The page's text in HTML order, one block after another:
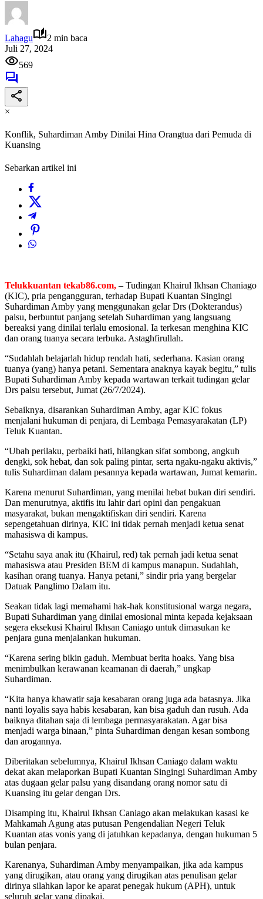
Lahagu
2 min baca
Juli 27, 2024
569
×
Konflik, Suhardiman Amby Dinilai Hina Orangtua dari Pemuda di
Kuansing
Sebarkan artikel ini
Telukkuantan tekab86.com, – Tudingan Khairul Ikhsan Chaniago
(KIC), pria pengangguran, terhadap Bupati Kuantan Singingi
Suhardiman Amby yang menggunakan gelar Drs (Dokterandus)
palsu, berbuntut panjang setelah Suhardiman yang langsuang
bereaksi yang dinilai terlalu emosional. Ia terkesan menghina KIC
dan orang tuanya secara terbuka. Astaghfirullah.
“Sudahlah belajarlah hidup rendah hati, sederhana. Kasian orang
tuanya (yang) hanya petani. Sementara anaknya kayak begitu,” tulis
Bupati Suhardiman Amby kepada wartawan terkait tudingan gelar
Drs palsu tersebut, Jumat (26/7/2024).
Sebaiknya, disarankan Suhardiman Amby, agar KIC fokus
menjalani hukuman di penjara, di Lembaga Pemasyarakatan (LP)
Teluk Kuantan.
“Ubah perilaku, perbaiki hati, hilangkan sifat sombong, angkuh
dengki, sok hebat, dan sok paling pintar, serta ngaku-ngaku aktivis,”
tulis Suhardiman dalam pesannya kepada wartawan, Jumat kemarin.
Karena menurut Suhardiman, yang menilai hebat bukan diri sendiri.
Dan menurutnya, aktifis itu lahir dari opini dan pengakuan
masyarakat, bukan mengaktifiskan diri sendiri. Karena
sepengetahuan dirinya, KIC ini tidak pernah menjadi ketua senat
mahasiswa di kampus.
“Setahu saya anak itu (Khairul, red) tak pernah jadi ketua senat
mahasiswa atau Presiden BEM di kampus manapun. Sudahlah,
kasihan orang tuanya. Hanya petani,” sindir pria yang bergelar
Datuak Panglimo Dalam itu.
Seakan tidak lagi memahami hak-hak konstitusional warga negara,
Bupati Suhardiman yang dinilai emosional minta kepada kejaksaan
segera eksekusi Khairul Ikhsan Caniago untuk dimasukan ke
penjara guna menjalankan hukuman.
“Karena sering bikin gaduh. Membuat berita hoaks. Yang bisa
menimbulkan kerawanan keamanan di daerah,” ungkap
Suhardiman.
“Kita hanya khawatir saja kesabaran orang juga ada batasnya. Jika
nanti loyalis saya habis kesabaran, kan bisa gaduh dan rusuh. Ada
baiknya ditahan saja di lembaga permasyarakatan. Agar bisa
menjadi warga binaan,” pinta Suhardiman dengan kesan sombong
dan arogannya.
Diberitakan sebelumnya, Khairul Ikhsan Caniago dalam waktu
dekat akan melaporkan Bupati Kuantan Singingi Suhardiman Amby
atas dugaan gelar palsu yang disandang orang nomor satu di
Kuansing itu gelar dengan Drs.
Disamping itu, Khairul Ikhsan Caniago akan melakukan kasasi ke
Mahkamah Agung atas putusan Pengendalian Negeri Teluk
Kuantan atas vonis yang di jatuhkan kepadanya, dengan hukuman 5
bulan penjara.
Karenanya, Suhardiman Amby menyampaikan, jika ada kampus
yang dirugikan, atau orang yang dirugikan atas penulisan gelar
dirinya silahkan lapor ke aparat penegak hukum (APH), untuk
seluruh gelar yang dipakai.